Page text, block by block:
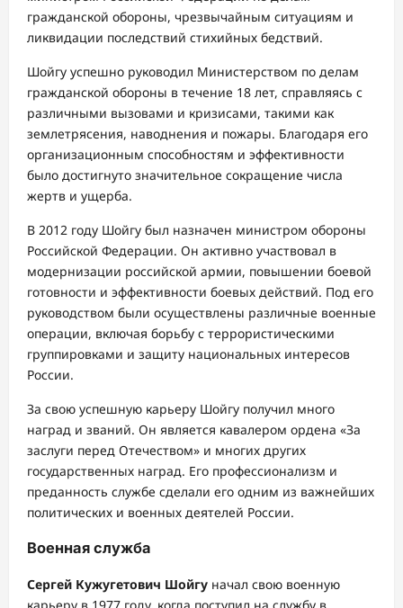
гражданской обороны, чрезвычайным ситуациям и
ликвидации последствий стихийных бедствий.
Шойгу успешно руководил Министерством по делам
гражданской обороны в течение 18 лет, справляясь с
различными вызовами и кризисами, такими как
землетрясения, наводнения и пожары. Благодаря его
организационным способностям и эффективности
было достигнуто значительное сокращение числа
жертв и ущерба.
В 2012 году Шойгу был назначен министром обороны
Российской Федерации. Он активно участвовал в
модернизации российской армии, повышении боевой
готовности и эффективности боевых действий. Под его
руководством были осуществлены различные военные
операции, включая борьбу с террористическими
группировками и защиту национальных интересов
России.
За свою успешную карьеру Шойгу получил много
наград и званий. Он является кавалером ордена «За
заслуги перед Отечеством» и многих других
государственных наград. Его профессионализм и
преданность службе сделали его одним из важнейших
политических и военных деятелей России.
Военная служба
Сергей Кужугетович Шойгу начал свою военную
карьеру в 1977 году, когда поступил на службу в